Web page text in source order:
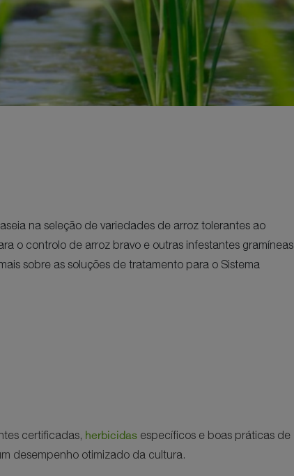
na seleção de variedades de arroz tolerantes ao
o controlo de arroz bravo e outras infestantes gramíneas
sobre as soluções de tratamento para o Sistema
certificadas, herbicidas específicos e boas práticas de
desempenho otimizado da cultura.